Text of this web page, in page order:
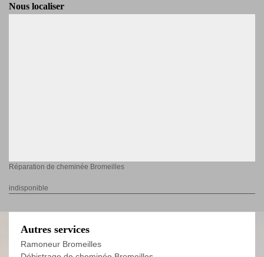
Nous localiser
Réparation de cheminée Bromeilles
indisponible
Autres services
Ramoneur Bromeilles